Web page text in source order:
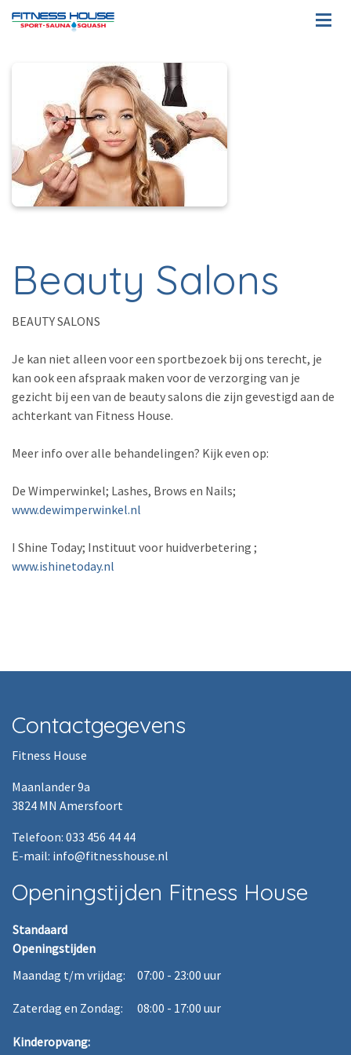
Beauty Salons
BEAUTY SALONS
Je kan niet alleen voor een sportbezoek bij ons terecht, je
kan ook een afspraak maken voor de verzorging van je
gezicht bij een van de beauty salons die zijn gevestigd aan de
achterkant van Fitness House.
Meer info over alle behandelingen? Kijk even op:
De Wimperwinkel; Lashes, Brows en Nails;
www.dewimperwinkel.nl
I Shine Today; Instituut voor huidverbetering ;
www.ishinetoday.nl
Contactgegevens
Fitness House
Maanlander 9a
3824 MN Amersfoort
Telefoon: 033 456 44 44
E-mail: info@fitnesshouse.nl
Openingstijden Fitness House
Standaard
Openingstijden
Maandag t/m vrijdag:
07:00 - 23:00 uur
Zaterdag en Zondag: 08:00 - 17:00 uur
Kinderopvang: